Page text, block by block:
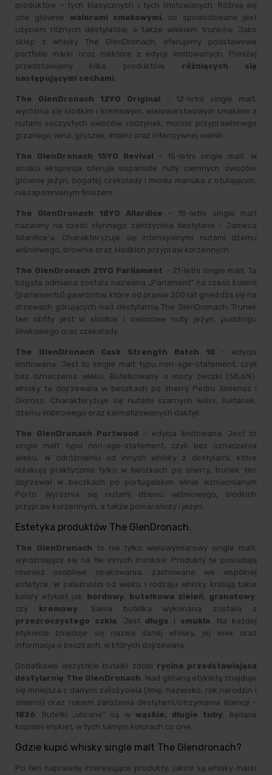
produktów – tych klasycznych i tych limitowanych. Różnią się
one głównie walorami smakowymi, co spowodowane jest
użyciem różnych destylatów, a także wiekiem trunków. Jako
sklep z whisky The GlenDronach, oferujemy podstawowe
portfolio marki oraz niektóre z edycji limitowanych. Poniżej
przedstawiamy kilka produktów, różniących się
następującymi cechami:
The GlenDronach 12YO Original – 12-letni single malt,
wyróżnia się słodkim i kremowym, wielowarstwowym smakiem z
nutami soczystych owoców, rodzynek, mocno przyprawionego
grzanego wina, gruszek, imbiru oraz intensywnej wanilii.
The GlenDronach 15YO Revival – 15-letni single malt. W
smaku ekspresja oferuje wspaniałe nuty ciemnych owoców,
głównie jeżyn, bogatej czekolady i miodu manuka z otulającym,
niezapomnianym finiszem.
The GlenDronach 18YO Allardice – 18-letni single malt
nazwany na cześć słynnego założyciela destylarni – Jamesa
Allardice'a. Charakteryzuje się intensywnymi nutami dżemu
wiśniowego, brownie oraz słodkich przypraw korzennych.
The GlenDronach 21YO Parliament – 21-letni single malt. Ta
bogata odmiana została nazwana „Parlament” na cześć kolonii
(parlamentu) gawronów, które od prawie 200 lat gnieżdżą się na
drzewach górujących nad destylarnią The GlenDronach. Trunek
ten obfity jest w słodkie i owocowe nuty jeżyn, puddingu
śliwkowego oraz czekolady.
The GlenDronach Cask Strength Batch 10 – edycja
limitowana. Jest to single malt typu non-age-statement, czyli
bez oznaczenia wieku. Butelkowany o mocy beczki (58,6%).
Whisky ta dojrzewała w beczkach po sherry Pedro Ximenez i
Oloroso. Charakteryzuje się nutami czarnych wiśni, sułtanek,
dżemu imbirowego oraz karmelizowanych daktyli.
The GlenDronach Portwood – edycja limitowana. Jest to
single malt typu non-age-statement, czyli bez oznaczenia
wieku. W odróżnieniu od innych whisky z destylarni, które
leżakują praktycznie tylko w beczkach po sherry, trunek ten
dojrzewał w beczkach po portugalskim winie wzmacnianym
Porto. Wyróżnia się nutami dżemu wiśniowego, słodkich
przypraw korzennych, a także pomarańczy i jeżyn.
Estetyka produktów The GlenDronach.
The GlenDronach to nie tylko wielowymiarowy single malt,
wyróżniający się na tle innych trunków. Produkty te posiadają
również osobliwe opakowania, zachowane we wspólnej
estetyce. W zależności od wieku i rodzaju whisky królują takie
kolory etykiet jak bordowy, butelkowa zieleń, granatowy,
czy kremowy. Sama butelka wykonana została z
przezroczystego szkła. Jest długa i smukła. Na każdej
etykiecie znajduje się nazwa danej whisky, jej wiek oraz
informacja o beczkach, w których dojrzewała.
Dodatkowo wszystkie butelki zdobi rycina przedstawiająca
destylarnię The GlenDronach. Nad główną etykietą znajduje
się mniejsza z danymi założyciela (imię, nazwisko, rok narodzin i
śmierci) oraz rokiem założenia destylarni/otrzymania licencji –
1826. Butelki „ubrane” są w wąskie, długie tuby, będące
kopiami etykiet, w tych samym kolorach co one.
Gdzie kupić whisky single malt The Glendronach?
Po ten naprawdę interesujące produkty, jakimi są whisky marki